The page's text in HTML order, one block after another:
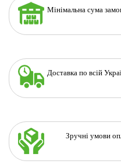
Мінімальна сума
Доставка по всій
Зручні умови